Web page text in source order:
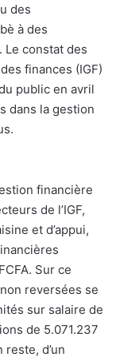
des
à des
constat des
finances (IGF)
public en avril
dans la gestion
financière
de l’IGF,
et d’appui,
Sur ce
reversées se
sur salaire de
de 5.071.237
d’un